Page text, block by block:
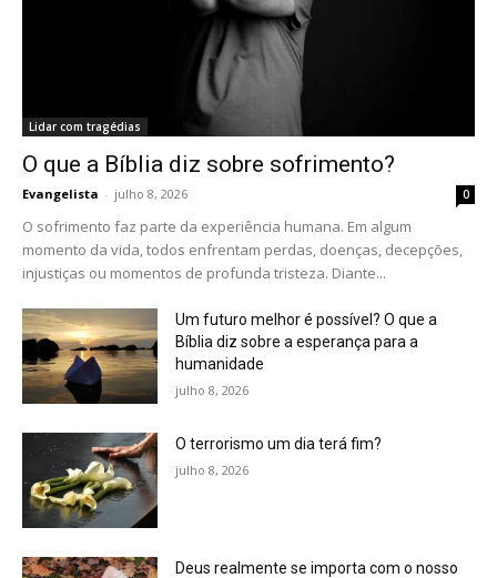
Lidar com tragédias
O que a Bíblia diz sobre sofrimento?
Evangelista - julho 8, 2026 0
O sofrimento faz parte da experiência humana. Em algum
momento da vida, todos enfrentam perdas, doenças, decepções,
injustiças ou momentos de profunda tristeza. Diante...
Um futuro melhor é possível? O que a
Bíblia diz sobre a esperança para a
humanidade
julho 8, 2026
O terrorismo um dia terá fim?
julho 8, 2026
Deus realmente se importa com o nosso